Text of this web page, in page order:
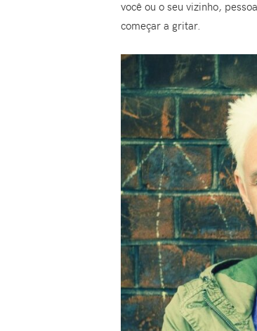
você ou o seu vizinho,
começar a gritar.